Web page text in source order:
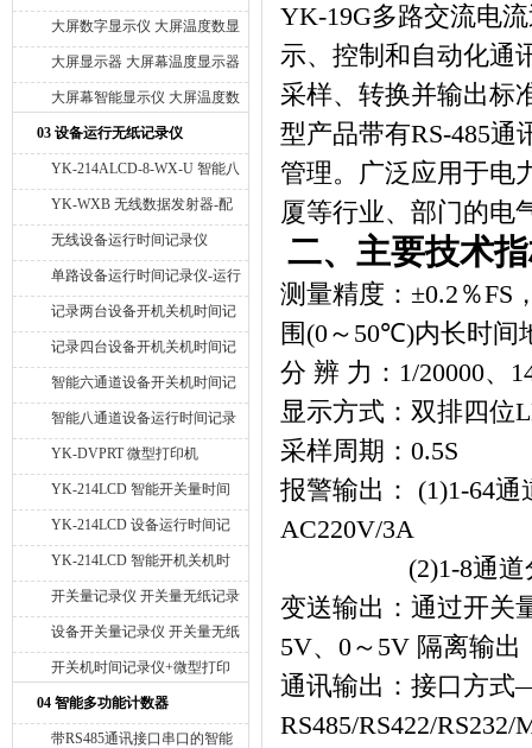
幕显示仪表 大屏幕温湿度显示
仪 智能大屏高精度显示仪
大屏数字显示仪 大屏温度数显
仪 智能大屏显示仪
大屏显示器 大屏幕温度显示器
大屏温湿度显示器 大屏称重显
大屏幕智能显示仪 大屏温度数
显仪 十六路大屏幕显示仪
03 设备运行无纸记录仪
YK-214ALCD-8-WX-U 智能八
通道无线设备运行时间记录仪
YK-WXB 无线数据发射器-配
无线设备记录仪
无线设备运行时间记录仪
单路设备运行时间记录仪-运行
停止时间统计表格
记录两台设备开机关机时间记
录仪
记录四台设备开机关机时间记
录仪
智能六通道设备开关机时间记
录仪
智能八通道设备运行时间记录
仪
YK-DVPRT 微型打印机
YK-214LCD 智能开关量时间
记录仪
YK-214LCD 设备运行时间记
录仪
YK-214LCD 智能开机关机时
间记录仪
开关量记录仪 开关量无纸记录
仪 智能开关量记录仪 智能开
关量无纸记录仪
设备开关量记录仪 开关量无纸
记录仪 智能开关量记录仪 智
开关机时间记录仪+微型打印
机
04 智能多功能计数器
带RS485通讯接口串口的智能
YK-19G多路交流电
示、控制和自动化通
采样、转换并输出标
型产品带有RS-485通
管理。广泛应用于电
厦等行业、部门的电
二、主要技术
测量精度：±0.2 ％FS
围 (0～ 50℃)内长时间
分 辨 力： 1/20000、
显示方式：双排四位
采样周期： 0.5S
报警输出：
(1)1-64通
AC220V/3A
(2)1-8通道
变送输出：通过开关
5V、 0～ 5V 隔离输出
通讯输出：接口方
RS485/RS422/RS232/